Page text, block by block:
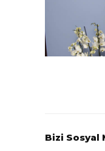
Bizi Sosyal